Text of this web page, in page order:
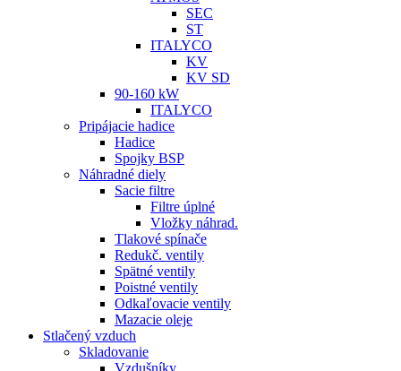
SEC
ST
ITALYCO
KV
KV SD
90-160 kW
ITALYCO
Pripájacie hadice
Hadice
Spojky BSP
Náhradné diely
Sacie filtre
Filtre úplné
Vložky náhrad.
Tlakové spínače
Redukč. ventily
Spätné ventily
Poistné ventily
Odkaľovacie ventily
Mazacie oleje
Stlačený vzduch
Skladovanie
Vzdušníky